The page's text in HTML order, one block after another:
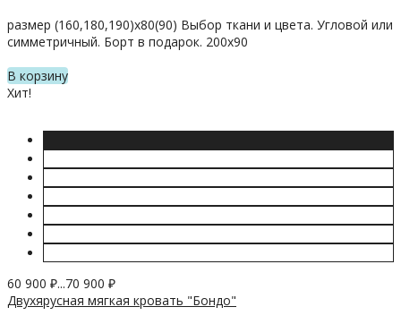
размер (160,180,190)х80(90) Выбор ткани и цвета. Угловой или
симметричный. Борт в подарок. 200х90
В корзину
Хит!
60 900 ₽...70 900 ₽
Двухярусная мягкая кровать "Бондо"